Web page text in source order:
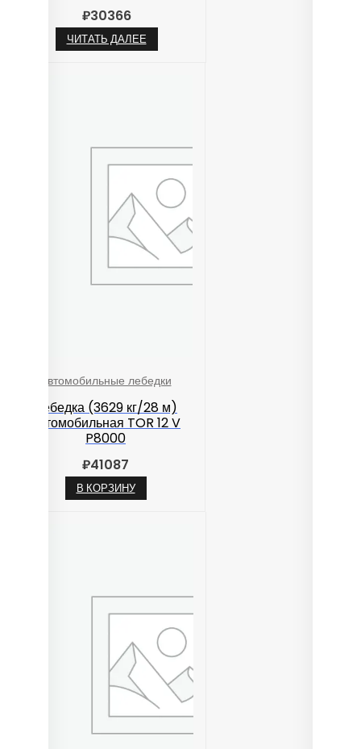
₽30366
ЧИТАТЬ ДАЛЕЕ
Автомобильные лебедки
Лебедка (3629 кг/28 м)
автомобильная TOR 12 V
P8000
₽41087
В КОРЗИНУ